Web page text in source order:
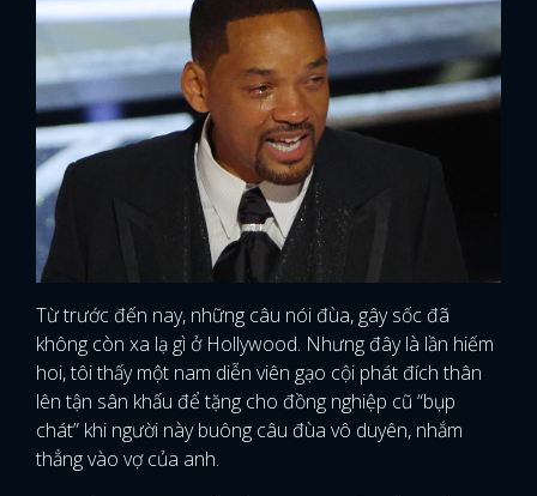
Từ trước đến nay, những câu nói đùa, gây sốc đã
không còn xa lạ gì ở Hollywood. Nhưng đây là lần hiếm
hoi, tôi thấy một nam diễn viên gạo cội phát đích thân
lên tận sân khấu để tặng cho đồng nghiệp cũ “bụp
chát” khi người này buông câu đùa vô duyên, nhắm
thẳng vào vợ của anh.